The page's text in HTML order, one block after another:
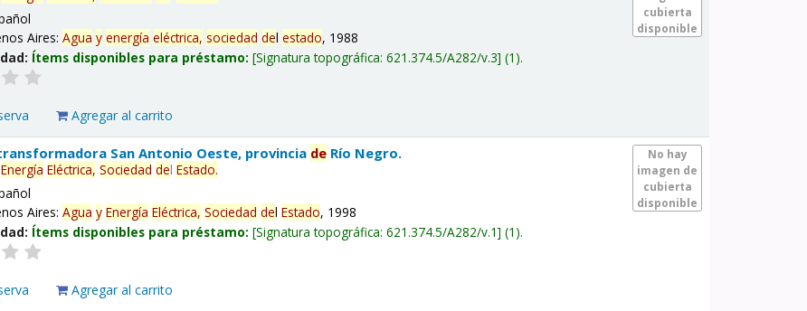
cubierta
disponible
Aires:Agua y energía eléctrica, sociedad delestado, 1988
Ítems disponibles para préstamo: Signatura topográfica:621.374.5/A282/v.3 (1).
Agregar al carrito
No hay
imagen de
cubierta
disponible
San Antonio Oeste, provincia de Río Negro.
Energía Eléctrica, Sociedad delEstado.
Aires:Agua y Energía Eléctrica, Sociedad delEstado, 1998
Ítems disponibles para préstamo: Signatura topográfica:621.374.5/A282/v.1 (1).
Agregar al carrito